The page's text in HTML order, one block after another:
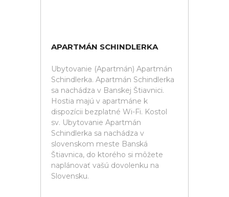
APARTMÁN SCHINDLERKA
Ubytovanie (Apartmán) Apartmán
Schindlerka. Apartmán Schindlerka
sa nachádza v Banskej Štiavnici.
Hostia majú v apartmáne k
dispozícii bezplatné Wi-Fi. Kostol
sv. Ubytovanie Apartmán
Schindlerka sa nachádza v
slovenskom meste Banská
Štiavnica, do ktorého si môžete
naplánovať vašú dovolenku na
Slovensku.